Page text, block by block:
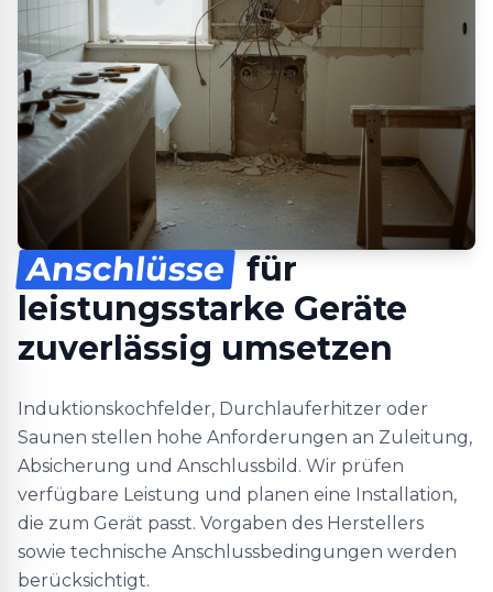
Anschlüsse für
leistungsstarke Geräte
zuverlässig umsetzen
Induktionskochfelder, Durchlauferhitzer oder
Saunen stellen hohe Anforderungen an Zuleitung,
Absicherung und Anschlussbild. Wir prüfen
verfügbare Leistung und planen eine Installation,
die zum Gerät passt. Vorgaben des Herstellers
sowie technische Anschlussbedingungen werden
berücksichtigt.